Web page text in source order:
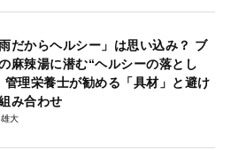
雨だからヘルシー」は思い込み？ ブ
麻辣湯に潜む“ヘルシーの落とし
理栄養士が勧める「具材」と避け
み合わせ
大